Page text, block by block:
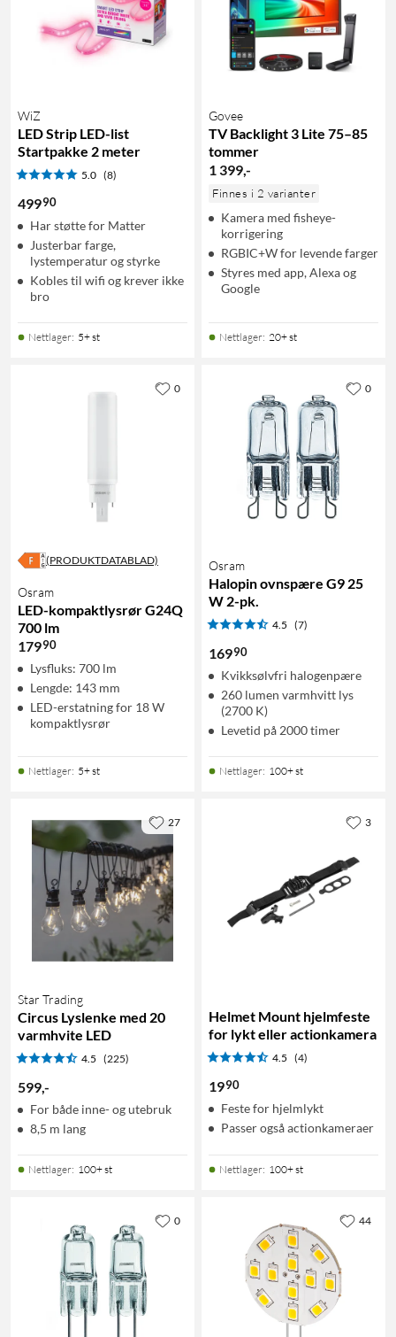
WiZ
LED Strip LED-list
Startpakke 2 meter
5.0 (8)
49990
Har støtte for Matter
Justerbar farge,
lystemperatur og styrke
Kobles til wifi og krever ikke
bro
Nettlager: 5+ st
Govee
TV Backlight 3 Lite 75–85
tommer
1 399,-
Finnes i 2 varianter
Kamera med fisheye-
korrigering
RGBIC+W for levende farger
Styres med app, Alexa og
Google
Nettlager: 20+ st
(PRODUKTDATABLAD)
Osram
LED-kompaktlysrør G24Q
700 lm
17990
Lysfluks: 700 lm
Lengde: 143 mm
LED-erstatning for 18 W
kompaktlysrør
Nettlager: 5+ st
0
Osram
Halopin ovnspære G9 25
W 2-pk.
4.5 (7)
16990
Kvikksølvfri halogenpære
260 lumen varmhvitt lys
(2700 K)
Levetid på 2000 timer
Nettlager: 100+ st
0
Star Trading
Circus Lyslenke med 20
varmhvite LED
4.5 (225)
599,-
For både inne- og utebruk
8,5 m lang
Nettlager: 100+ st
27
Helmet Mount hjelmfeste
for lykt eller actionkamera
4.5 (4)
1990
Feste for hjelmlykt
Passer også actionkameraer
Nettlager: 100+ st
3
0 44